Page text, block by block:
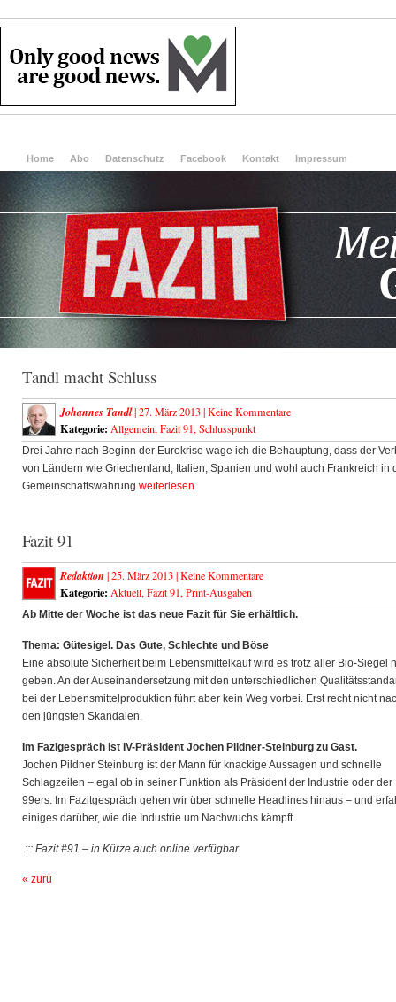
Home Abo Datenschutz Facebook Kontakt Impressum
Tandl macht Schluss
Johannes Tandl| 27. März 2013 |Keine Kommentare
Kategorie: Allgemein, Fazit 91, Schlusspunkt
Drei Jahre nach Beginn der Eurokrise wage ich die Behauptung, dass der
von Ländern wie Griechenland, Italien, Spanien und wohl auch Frankreich in
Gemeinschaftswährung weiterlesen
Fazit 91
Redaktion | 25. März 2013 |Keine Kommentare
Kategorie: Aktuell, Fazit 91, Print-Ausgaben
Ab Mitte der Woche ist das neue Fazit für Sie erhältlich.
Thema: Gütesigel. Das Gute, Schlechte und Böse
Eine absolute Sicherheit beim Lebensmittelkauf wird es trotz aller Bio-Siegel
geben. An der Auseinandersetzung mit den unterschiedlichen
bei der Lebensmittelproduktion führt aber kein Weg vorbei. Erst recht nicht
den jüngsten Skandalen.
Im Fazigespräch ist IV-Präsident Jochen Pildner-Steinburg zu Gast.
Jochen Pildner Steinburg ist der Mann für knackige Aussagen und schnelle
Schlagzeilen – egal ob in seiner Funktion als Präsident der Industrie oder der
99ers. Im Fazitgespräch gehen wir über schnelle Headlines hinaus – und
einiges darüber, wie die Industrie um Nachwuchs kämpft.
::: Fazit #91 – in Kürze auch online verfügbar
« zurü